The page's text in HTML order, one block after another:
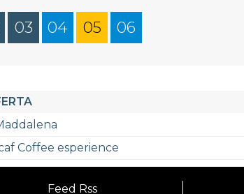
03 04 05 06
Coffee esperience
Feed Rss